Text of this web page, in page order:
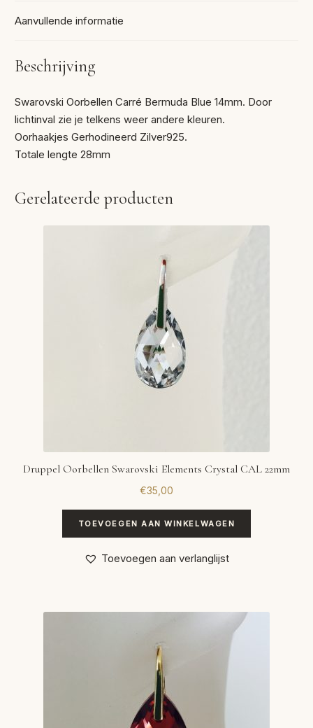
Aanvullende informatie
Beschrijving
Swarovski Oorbellen Carré Bermuda Blue 14mm. Door
lichtinval zie je telkens weer andere kleuren.
Oorhaakjes Gerhodineerd Zilver925.
Totale lengte 28mm
Gerelateerde producten
Druppel Oorbellen Swarovski Elements Crystal CAL 22mm
€35,00
TOEVOEGEN AAN WINKELWAGEN
Toevoegen aan verlanglijst